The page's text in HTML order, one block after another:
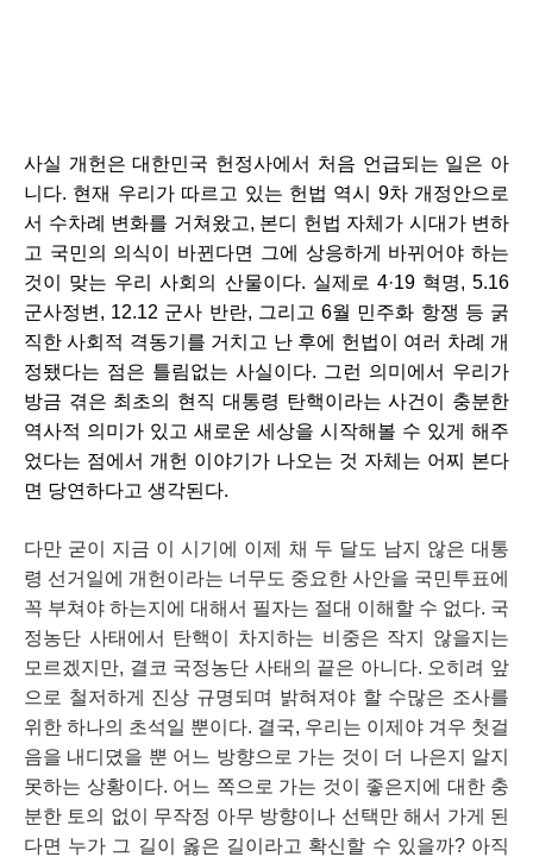
사실 개헌은 대한민국 헌정사에서 처음 언급되는 일은 아
니다. 현재 우리가 따르고 있는 헌법 역시 9차 개정안으로
서 수차례 변화를 거쳐왔고, 본디 헌법 자체가 시대가 변하
고 국민의 의식이 바뀐다면 그에 상응하게 바뀌어야 하는
것이 맞는 우리 사회의 산물이다. 실제로 4·19 혁명, 5.16
군사정변, 12.12 군사 반란, 그리고 6월 민주화 항쟁 등 굵
직한 사회적 격동기를 거치고 난 후에 헌법이 여러 차례 개
정됐다는 점은 틀림없는 사실이다. 그런 의미에서 우리가
방금 겪은 최초의 현직 대통령 탄핵이라는 사건이 충분한
역사적 의미가 있고 새로운 세상을 시작해볼 수 있게 해주
었다는 점에서 개헌 이야기가 나오는 것 자체는 어찌 본다
면 당연하다고 생각된다.
다만 굳이 지금 이 시기에 이제 채 두 달도 남지 않은 대통
령 선거일에 개헌이라는 너무도 중요한 사안을 국민투표에
꼭 부쳐야 하는지에 대해서 필자는 절대 이해할 수 없다. 국
정농단 사태에서 탄핵이 차지하는 비중은 작지 않을지는
모르겠지만, 결코 국정농단 사태의 끝은 아니다. 오히려 앞
으로 철저하게 진상 규명되며 밝혀져야 할 수많은 조사를
위한 하나의 초석일 뿐이다. 결국, 우리는 이제야 겨우 첫걸
음을 내디뎠을 뿐 어느 방향으로 가는 것이 더 나은지 알지
못하는 상황이다. 어느 쪽으로 가는 것이 좋은지에 대한 충
분한 토의 없이 무작정 아무 방향이나 선택만 해서 가게 된
다면 누가 그 길이 옳은 길이라고 확신할 수 있을까? 아직